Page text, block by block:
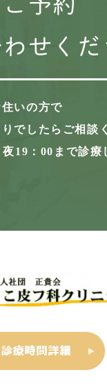
せくだ
住いの方で
でしたらご相談
夜19：00まで診